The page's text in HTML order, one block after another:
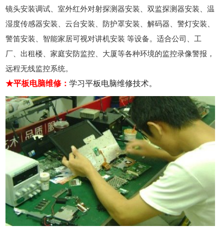
镜头安装调试、室外红外对射探测器安装、双监探测器安装、温
湿度传感器安装、云台安装、防护罩安装、解码器、警灯安装、
警笛安装、智能家居可视对讲机安装 等设备。适合公司、工
厂、出租楼、家庭安防监控、大厦等各种环境的监控录像警报，
远程无线监控系统。
★平板电脑维修：学习平板电脑维修技术。